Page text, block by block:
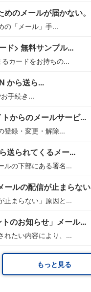
のメールが届かない。
の「メール」手...
ド> 無料サンプル...
カードをお持ちの...
から送ら...
手続き...
からのメールサービ...
登録・変更・解除...
送られてくるメー...
ルの下部にある署名...
ールの配信が止まらない
止まらない」原因と...
トのお知らせ」メール...
れたい内容により、...
もっと見る